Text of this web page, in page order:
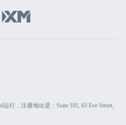
行，注册地址是：Suite 101, 63 Eve Street,